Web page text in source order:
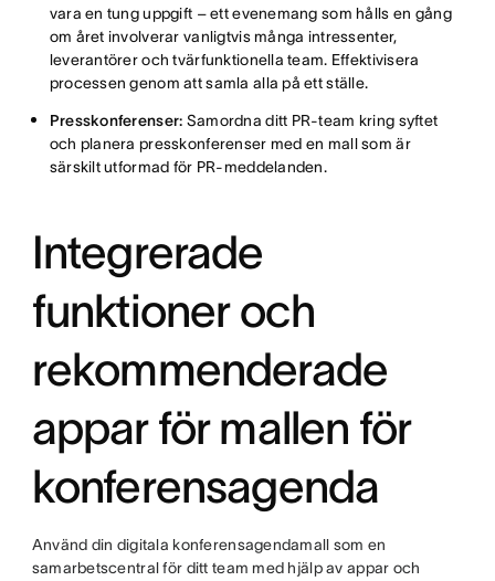
vara en tung uppgift – ett evenemang som hålls en gång
om året involverar vanligtvis många intressenter,
leverantörer och tvärfunktionella team. Effektivisera
processen genom att samla alla på ett ställe.
Presskonferenser: Samordna ditt PR-team kring syftet
och planera presskonferenser med en mall som är
särskilt utformad för PR-meddelanden.
Integrerade
funktioner och
rekommenderade
appar för mallen för
konferensagenda
Använd din digitala konferensagendamall som en
samarbetscentral för ditt team med hjälp av appar och